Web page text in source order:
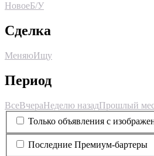
НовоеБ/У
Сделка
МеняюИщу
Период
ВсеВчераНеделю назадПрошлый
Только объявления с
Последние Премиум-бартеры